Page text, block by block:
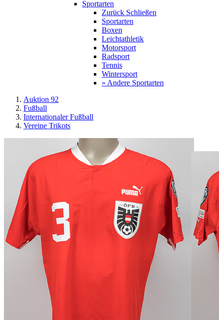
Sportarten
Zurück Schließen
Sportarten
Boxen
Leichtathletik
Motorsport
Radsport
Tennis
Wintersport
» Andere Sportarten
Auktion 92
Fußball
Internationaler Fußball
Vereine Trikots